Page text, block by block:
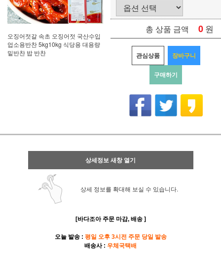
오징어젓갈 속초 오징어젓 국산수입
업소용반찬 5kg10kg 식당용 대용량
밑반찬 밥 반찬
총 상품 금액 0 원
관심상품 장바구니
구매하기
상세정보 새창 열기
상세 정보를 확대해 보실 수 있습니다.
[바다조아 주문 마감, 배송 ]
오늘 발송 : 평일 오후 3시전 주문 당일 발송
배송사 : 우체국택배